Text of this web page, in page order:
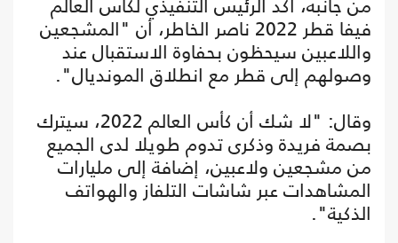
فيفا قطر 2022 ناصر الخاطر، أن "المشجعين
واللاعبين سيحظون بحفاوة الاستقبال عند
وصولهم إلى قطر مع انطلاق المونديال".
وقال: "لا شك أن كأس العالم 2022، سيترك
بصمة فريدة وذكرى تدوم طويلا لدى الجميع
من مشجعين ولاعبين، إضافة إلى مليارات
المشاهدات عبر شاشات التلفاز والهواتف
الذكية".